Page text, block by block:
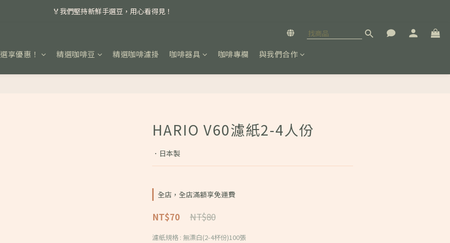
📣 本月主打特殊處理咖啡豆，任選超優惠！
🏅我們堅持新鮮手選豆，用心看得見！
📣 本月主打特殊處理咖啡豆，任選超優惠！
享優惠！ 精選咖啡豆 精選咖啡濾掛 咖啡器具 咖啡專欄 與我們合作
HARIO V60濾紙2-4人份
．日本製
全店，全店滿額享免運費
NT$80
NT$70
濾紙規格 : 無漂白(2-4杯份)100張